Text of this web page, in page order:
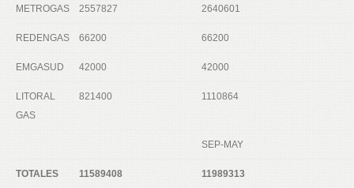
METROGAS 2557827 2640601
REDENGAS 66200 66200
EMGASUD 42000 42000
LITORAL
GAS
821400 1110864
SEP-MAY
TOTALES 11589408 11989313